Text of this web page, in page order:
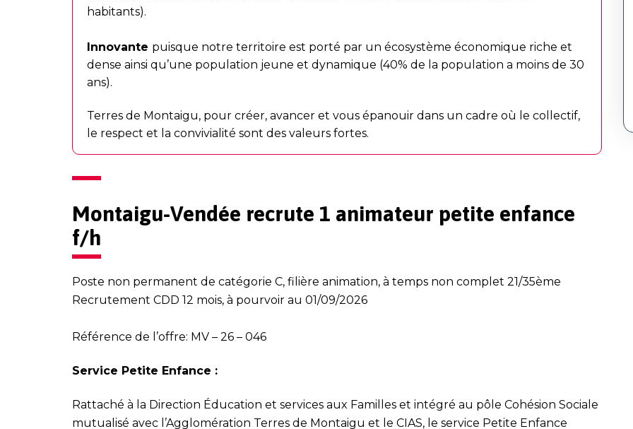
habitants).
Innovante puisque notre territoire est porté par un écosystème économique riche et
dense ainsi qu’une population jeune et dynamique (40% de la population a moins de 30
ans).
Terres de Montaigu, pour créer, avancer et vous épanouir dans un cadre où le collectif,
le respect et la convivialité sont des valeurs fortes.
Montaigu-Vendée recrute 1 animateur petite enfance
f/h
Poste non permanent de catégorie C, filière animation, à temps non complet 21/35ème
Recrutement CDD 12 mois, à pourvoir au 01/09/2026
Référence de l’offre: MV – 26 – 046
Service Petite Enfance :
Rattaché à la Direction Éducation et services aux Familles et intégré au pôle Cohésion Sociale
mutualisé avec l’Agglomération Terres de Montaigu et le CIAS, le service Petite Enfance